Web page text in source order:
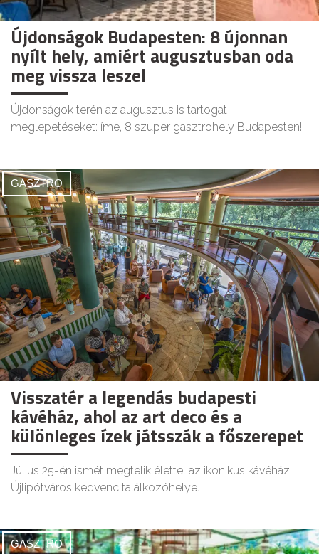
Újdonságok Budapesten: 8 újonnan
nyílt hely, amiért augusztusban oda
meg vissza leszel
Újdonságok terén az augusztus is tartogat
meglepetéseket: íme, 8 szuper gasztrohely Budapesten!
GASZTRO
Visszatér a legendás budapesti
kávéház, ahol az art deco és a
különleges ízek játsszák a főszerepet
Július 25-én ismét megtelik élettel az ikonikus kávéház,
Újlipótváros kedvenc találkozóhelye.
GASZTRO